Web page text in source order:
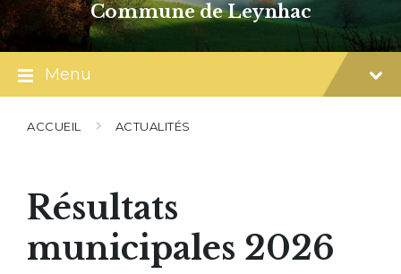
Commune de Leynhac
Menu
ACCUEIL ACTUALITÉS
Résultats
municipales 2026